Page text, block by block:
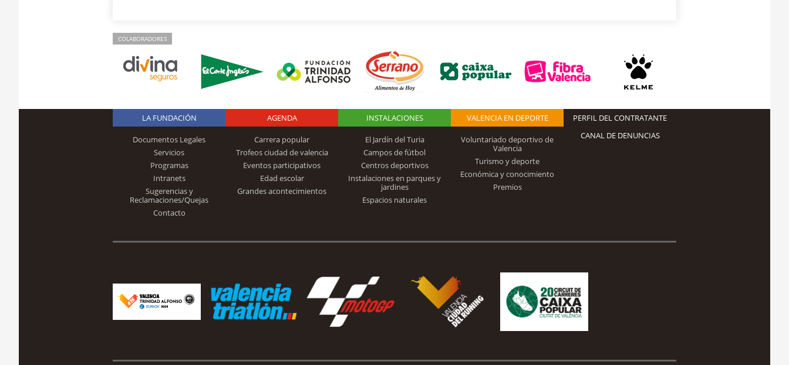
COLABORADORES
Logo Fundación
Trinidad Alfonso
LA FUNDACIÓN
Documentos Legales
Servicios
Programas
Intranets
Sugerencias y
Reclamaciones/Quejas
Contacto
AGENDA
Carrera popular
Trofeos ciudad de valencia
Eventos participativos
Edad escolar
Grandes acontecimientos
INSTALACIONES
El Jardín del Turia
Campos de fútbol
Centros deportivos
Instalaciones en parques y
jardines
Espacios naturales
VALENCIA EN DEPORTE
Voluntariado deportivo de
Valencia
Turismo y deporte
Económica y conocimiento
Premios
PERFIL DEL CONTRATANTE
CANAL DE DENUNCIAS